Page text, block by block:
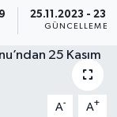
25.11.2023 -
GÜNCELLEME
A- A+